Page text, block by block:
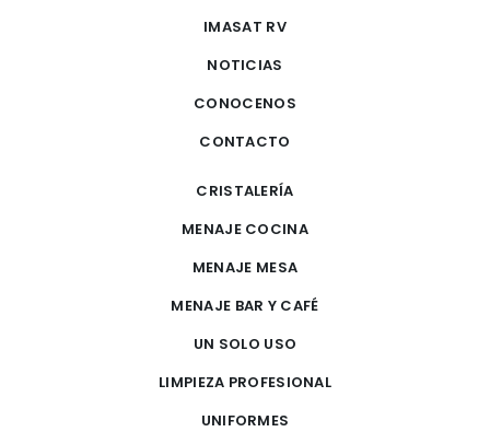
IMASAT RV
NOTICIAS
CONOCENOS
CONTACTO
CRISTALERÍA
MENAJE COCINA
MENAJE MESA
MENAJE BAR Y CAFÉ
UN SOLO USO
LIMPIEZA PROFESIONAL
UNIFORMES